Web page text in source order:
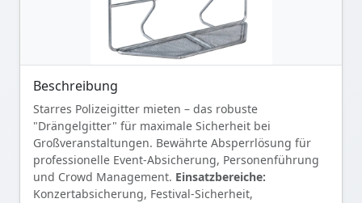
Beschreibung
Starres Polizeigitter mieten – das robuste
"Drängelgitter" für maximale Sicherheit bei
Großveranstaltungen. Bewährte Absperrlösung für
professionelle Event-Absicherung, Personenführung
und Crowd Management. Einsatzbereiche:
Konzertabsicherung, Festival-Sicherheit,